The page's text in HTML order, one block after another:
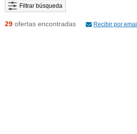
Filtrar búsqueda
29 ofertas encontradas Recibir por email